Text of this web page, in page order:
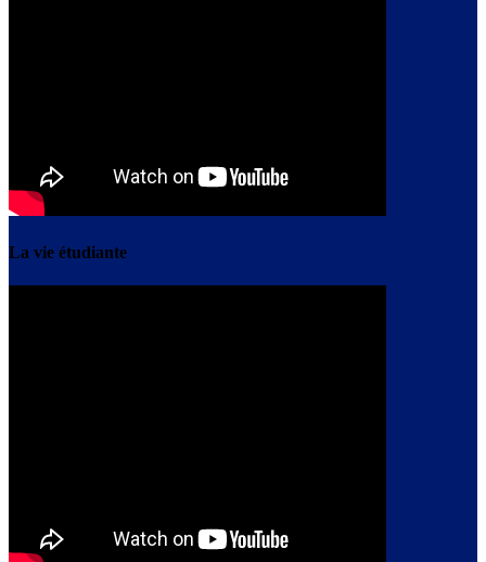
La vie étudiante